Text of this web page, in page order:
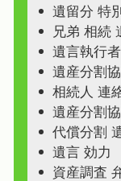
遺留分 特
兄弟 相続
遺言執行
遺産分割
相続人 連
遺産分割
代償分割
遺言 効力
資産調査